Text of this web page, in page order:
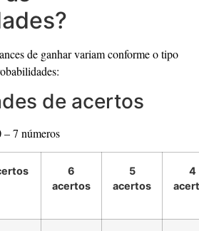
de ganhar variam conforme o tipo
de acertos
7 números
6
acertos
5
acertos
4